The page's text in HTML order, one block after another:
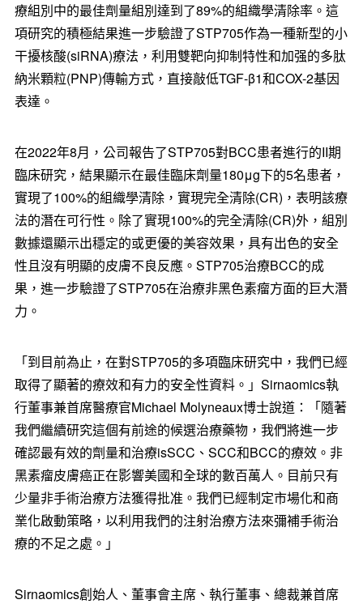
療組別中的最佳劑量組別達到了89%的組織學清除率。這
項研究的積極結果進一步驗證了STP705作為一種新型的小
干擾核酸(siRNA)療法，利用雙靶向抑制特性和加强的多肽
納米顆粒(PNP)傳輸方式，直接敲低TGF-β1和COX-2基因
表達。
在2022年8月，公司報告了STP705對BCC患者進行的II期
臨床研究，結果顯示在最佳臨床劑量180μg下的5名患者，
實現了100%的組織學清除，實現完全清除(CR)，表明該療
法的潛在可行性。除了實現100%的完全清除(CR)外，組別
數據還顯示出穩定的或更優的美容效果，具有出色的安全
性且沒有明顯的皮膚不良反應。STP705治療BCC的成
果，進一步驗證了STP705在治療非黑色素瘤方面的巨大潛
力。
「到目前為止，在對STP705的多項臨床研究中，我們已經
取得了顯著的療效和有力的安全性資料。」Sirnaomics執
行董事兼首席醫療官Michael Molyneaux博士說道：「隨著
我們繼續研究這個有前途的候選治療藥物，我們將進一步
確認最有效的劑量和治療isSCC、SCC和BCC的療效。非
黑素瘤皮膚癌正在影響美國和全球的數百萬人。目前只有
少量非手術治療方法獲得批准。我們已經制定市場化和商
業化啟動策略，以利用我們的注射治療方法來彌補手術治
療的不足之處。」
Sirnaomics創始人、董事會主席、執行董事、總裁兼首席